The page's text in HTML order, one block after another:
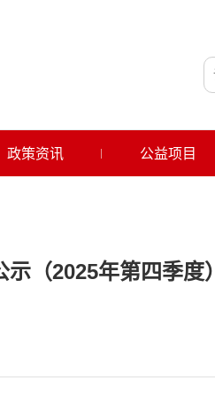
政策资讯 公益项目
（2025年第四季度）